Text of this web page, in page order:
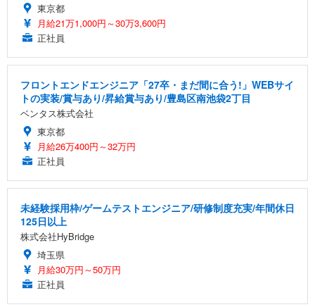
東京都
月給21万1,000円～30万3,600円
正社員
フロントエンドエンジニア「27卒・まだ間に合う!」WEBサイ
トの実装/賞与あり/昇給賞与あり/豊島区南池袋2丁目
ベンタス株式会社
東京都
月給26万400円～32万円
正社員
未経験採用枠/ゲームテストエンジニア/研修制度充実/年間休日
125日以上
株式会社HyBridge
埼玉県
月給30万円～50万円
正社員